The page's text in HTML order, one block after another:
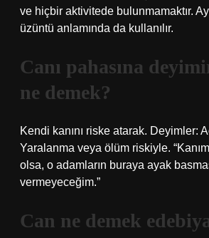
ve hiçbir aktivitede bulunmamaktır.
üzüntü anlamında da kullanılır.
Canı pahasına
ne demek?
Kendi kanını riske atarak. Deyimler:
Yaralanma veya ölüm riskiyle.
olsa, o adamların buraya ayak
vermeyeceğim.”
Can ne demek